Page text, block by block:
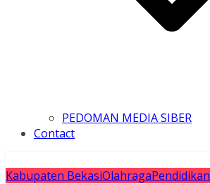
PEDOMAN MEDIA SIBER
Contact
Kabupaten BekasiOlahragaPendidikan